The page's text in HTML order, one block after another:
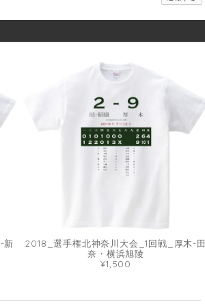
新
2018_選手権北神奈川大会_1回戦_厚木-田
奈・横浜旭陵
¥1,500